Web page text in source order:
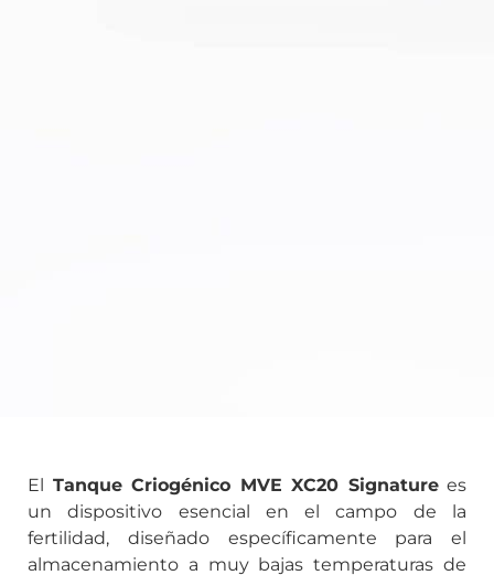
El Tanque Criogénico MVE XC20 Signaturees
un dispositivo esencial en el campo de la
fertilidad, diseñado específicamente para el
almacenamiento a muy bajas temperaturas de